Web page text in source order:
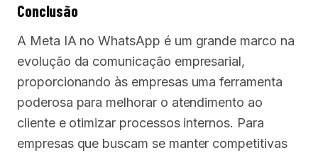
Conclusão
A Meta IA no WhatsApp é um grande marco na
evolução da comunicação empresarial,
proporcionando às empresas uma ferramenta
poderosa para melhorar o atendimento ao
cliente e otimizar processos internos. Para
empresas que buscam se manter competitivas